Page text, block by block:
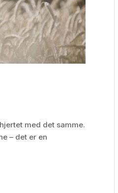
med det samme.
– det er en